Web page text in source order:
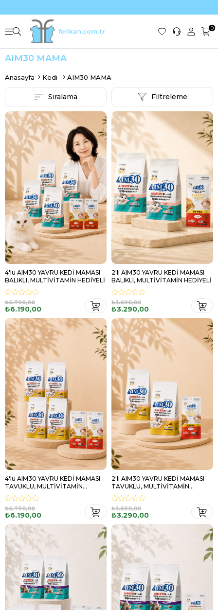
0
AIM30 MAMA
Anasayfa Kedi AIM30 MAMA
Filtreleme
Sıralama
4'lü AIM30 YAVRU KEDİ MAMASI
BALIKLI, MULTİVİTAMİN HEDİYELİ
₺6.190,00
₺6.790,00
2'li AIM30 YAVRU KEDİ MAMASI
BALIKLI, MULTİVİTAMİN HEDİYELİ
₺3.290,00
₺3.690,00
4'lü AIM30 YAVRU KEDİ MAMASI
TAVUKLU, MULTİVİTAMİN
HEDİYELİ
₺6.190,00
₺6.790,00
2'li AIM30 YAVRU KEDİ MAMASI
TAVUKLU, MULTİVİTAMİN
HEDİYELİ
₺3.290,00
₺3.690,00